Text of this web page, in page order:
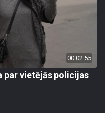
00:02:55
par vietējās policijas